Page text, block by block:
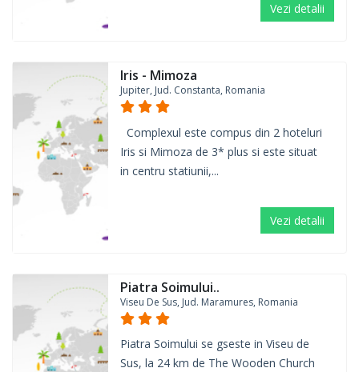
Vezi detalii
Iris - Mimoza
Jupiter, Jud. Constanta, Romania
Complexul este compus din 2 hoteluri
Iris si Mimoza de 3* plus si este situat
in centru statiunii,...
Vezi detalii
Piatra Soimului..
Viseu De Sus, Jud. Maramures, Romania
Piatra Soimului se gseste in Viseu de
Sus, la 24 km de The Wooden Church